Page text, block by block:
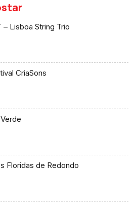
– Lisboa String Trio
CriaSons
Floridas de Redondo